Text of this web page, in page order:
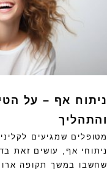
ניתוח אף – על
והתהליך
מטופלים שמגיעים
ניתוחי אף, עושים זאת
שחשבו במשך תקופה